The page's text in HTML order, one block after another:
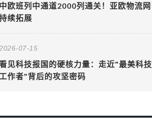
欧班列中通道2000列通关！亚欧物流网
续拓展
07-15
见科技报国的硬核力量：走近"最美科技
作者"背后的攻坚密码